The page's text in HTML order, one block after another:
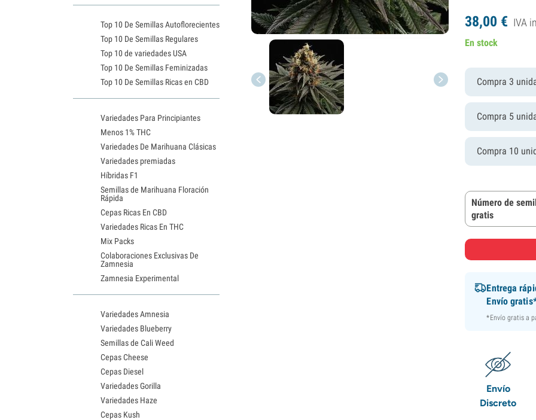
38,00 € IVA
En stock
Compra 3
Compra 5
Compra 10
Número de
gratis
Entrega
Envío
*Envío gratis a
Envío
Discreto
Top 10 De Semillas Autoflorecientes
Top 10 De Semillas Regulares
Top 10 de variedades USA
Top 10 De Semillas Feminizadas
Top 10 De Semillas Ricas en CBD
Variedades Para Principiantes
Menos 1% THC
Variedades De Marihuana Clásicas
Variedades premiadas
Híbridas F1
Semillas de Marihuana Floración
Rápida
Cepas Ricas En CBD
Variedades Ricas En THC
Mix Packs
Colaboraciones Exclusivas De
Zamnesia
Zamnesia Experimental
Variedades Amnesia
Variedades Blueberry
Semillas de Cali Weed
Cepas Cheese
Cepas Diesel
Variedades Gorilla
Variedades Haze
Cepas Kush